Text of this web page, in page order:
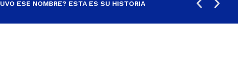
ESE NOMBRE? ESTA ES SU HISTORIA